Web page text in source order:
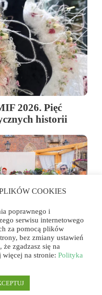
2026. Pięć
historii
Konkurs
COOKIES
poprawnego i
serwisu internetowego
za pomocą plików
bez zmiany ustawień
zgadzasz się na
na stronie: Polityka